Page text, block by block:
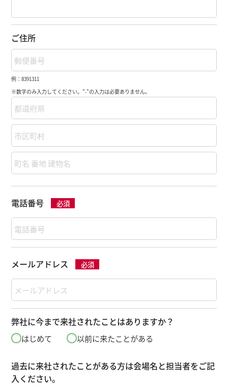
ご住所
例：8391311
※数字のみ入力してください。"-"の入力は必要ありません。
電話番号 必須
メールアドレス 必須
弊社に今まで来社されたことはありますか？
はじめて 以前に来たことがある
過去に来社されたことがある方は会場名と担当者をご記
入ください。